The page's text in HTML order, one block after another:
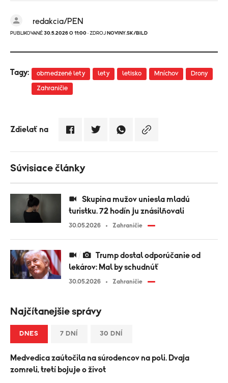
redakcia/PEN
PUBLIKOVANÉ 30.5.2026 O 11:00 · ZDROJ NOVINY.SK/BILD
Tagy: obmedzené lety lety letisko Mníchov Drony
Zahraničie
Zdielať na
Súvisiace články
turistku. 72 hodín ju znásilňovali
30.05.2026 Zahraničie
lekárov: Mal by schudnúť
30.05.2026 Zahraničie
Najčítanejšie správy
DNES 7 DNÍ 30 DNÍ
Medvedica zaútočila na súrodencov na poli. Dvaja
zomreli, tretí bojuje o život